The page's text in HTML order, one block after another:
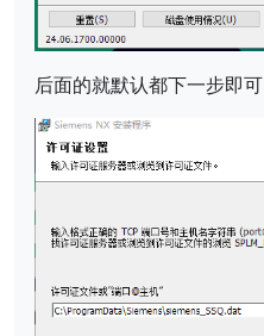
后面的就默认都下一步即可